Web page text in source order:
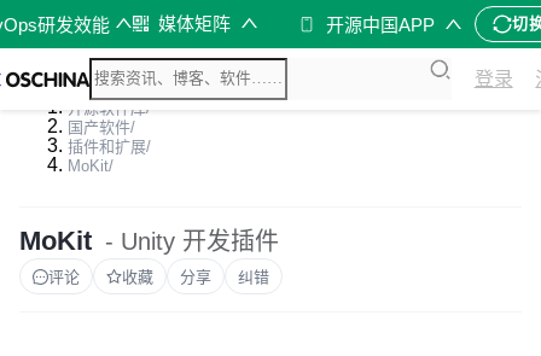
研发效能 媒体矩阵 开源中国APP 切
登录
开源软件库/
国产软件/
插件和扩展/
MoKit/
MoKit - Unity 开发插件
评论 收藏 分享 纠错